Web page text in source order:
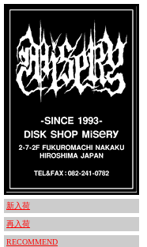
新入荷
再入荷
RECOMMEND